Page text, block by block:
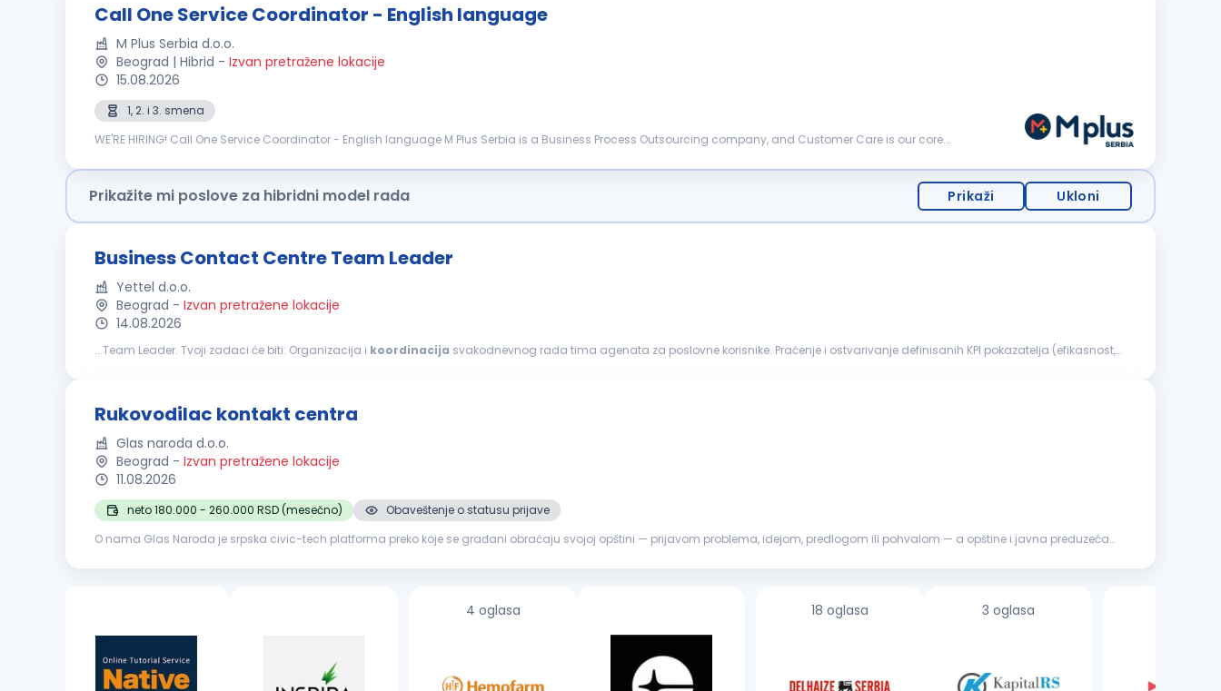
Call One Service Coordinator - English language
M Plus Serbia d.o.o.
Beograd | Hibrid - Izvan pretražene lokacije
15.08.2026
1, 2. i 3. smena
WE'RE HIRING! Call One Service Coordinator - English language M Plus Serbia is a Business Process Outsourcing company, and Customer Care is our core.
Prikažite mi poslove za hibridni model rada Prikaži Ukloni
Business Contact Centre Team Leader
Yettel d.o.o.
Beograd - Izvan pretražene lokacije
14.08.2026
...Team Leader. Tvoji zadaci će biti: Organizacija i koordinacija svakodnevnog rada tima agenata za poslovne korisnike. Praćenje i ostvarivanje definisanih KPI pokazatelja (efikasnost,
Rukovodilac kontakt centra
Glas naroda d.o.o.
Beograd - Izvan pretražene lokacije
11.08.2026
neto 180.000 - 260.000 RSD (mesečno)
Obaveštenje o statusu prijave
O nama Glas Naroda je srpska civic-tech platforma preko koje se građani obraćaju svojoj opštini — prijavom problema, idejom, predlogom ili pohvalom — a opštine i javna preduzeća
4 oglasa 18 oglasa 3 oglasa